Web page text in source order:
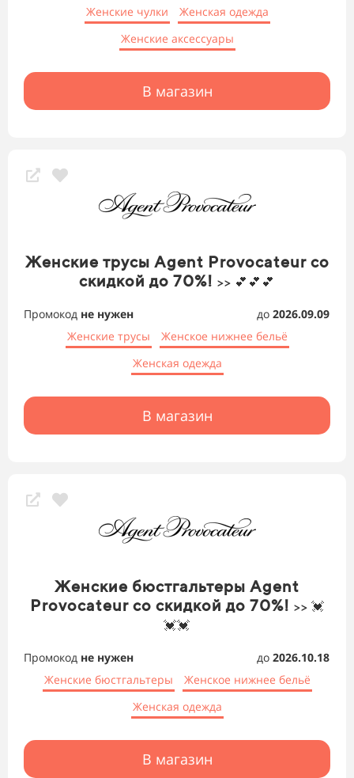
Женские чулки
Женская одежда
Женские аксессуары
В магазин
Женские трусы Agent Provocateur со
скидкой до 70%! >> 💕💕💕
Промокод не нужен до 2026.09.09
Женские трусы
Женское нижнее бельё
Женская одежда
В магазин
Женские бюстгальтеры Agent
Provocateur со скидкой до 70%! >> 💓
💓💓
Промокод не нужен до 2026.10.18
Женские бюстгальтеры
Женское нижнее бельё
Женская одежда
В магазин